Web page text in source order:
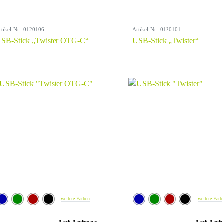
Nr.: 0120106
Stick „Twister OTG-C“
weitere Farben
Artikel-Nr.: 0120101
USB-Stick „Twister“
weitere